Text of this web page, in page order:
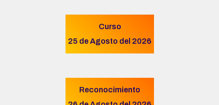
Curso
25 de Agosto del 2026
Reconocimiento